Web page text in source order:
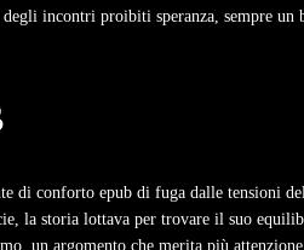
incontri proibiti speranza, sempre
di conforto epub di fuga dalle tensioni
la storia lottava per trovare il suo
un argomento che merita più